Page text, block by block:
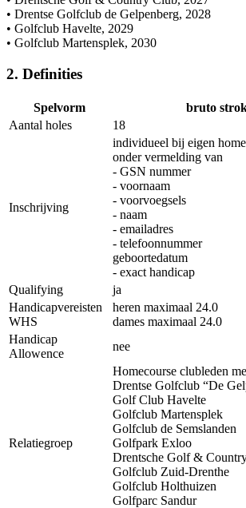
• Drentse Golfclub de Gelpenberg, 2028
• Golfclub Havelte, 2029
• Golfclub Martensplek, 2030
2. Definities
Spelvorm
bruto
Aantal holes
18
Inschrijving
individueel bij eigen
onder vermelding van
- GSN nummer
- voornaam
- voorvoegsels
- naam
- emailadres
- telefoonnummer
geboortedatum
- exact handicap
Qualifying
ja
Handicapvereisten
WHS
heren maximaal 24.0
dames maximaal 24.0
Handicap
Allowence
nee
Relatiegroep
Homecourse clubleden
Drentse Golfclub “De
Golf Club Havelte
Golfclub Martensplek
Golfclub de Semslanden
Golfpark Exloo
Drentsche Golf &
Golfclub Zuid-Drenthe
Golfclub Holthuizen
Golfparc Sandur